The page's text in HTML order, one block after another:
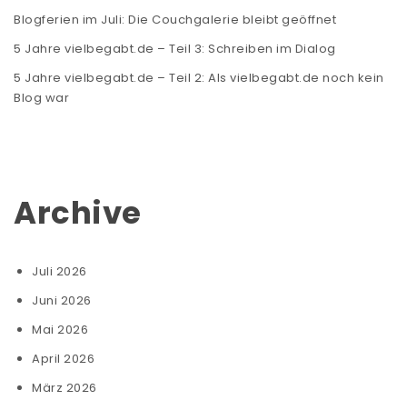
Blogferien im Juli: Die Couchgalerie bleibt geöffnet
5 Jahre vielbegabt.de – Teil 3: Schreiben im Dialog
5 Jahre vielbegabt.de – Teil 2: Als vielbegabt.de noch kein
Blog war
Archive
Juli 2026
Juni 2026
Mai 2026
April 2026
März 2026